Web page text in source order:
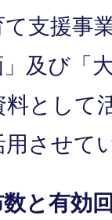
て支援事
及び「
料として
させて
と有効